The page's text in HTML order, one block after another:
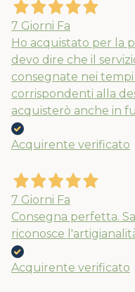
7 Giorni Fa
Ho acquistato per la
devo dire che il
consegnate nei
corrispondenti alla
acquisterò anche in
Acquirente verificato
7 Giorni Fa
Consegna perfetta.
riconosce
Acquirente verificato